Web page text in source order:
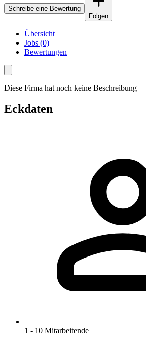
Schreibe eine Bewertung
Folgen
Übersicht
Jobs (0)
Bewertungen
Diese Firma hat noch keine Beschreibung
Eckdaten
1 - 10 Mitarbeitende